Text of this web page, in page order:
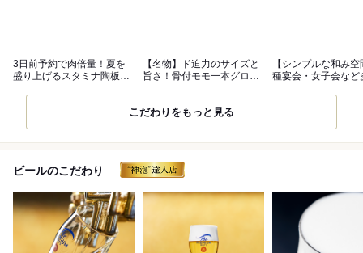
3日前予約で肉倍量！夏を
盛り上げるスタミナ陶板焼
【名物】ド迫力のサイズと
旨さ！骨付モモ一本グロー
【シンプルな和み
種宴会・女子会など
こだわりをもっと見る
ビールのこだわり